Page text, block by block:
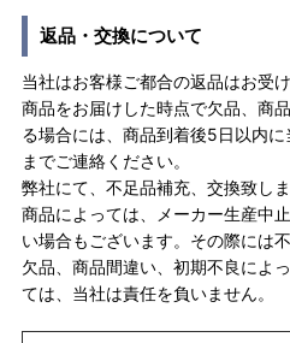
返品・交換について
当社はお客様ご都合の返品はお受
商品をお届けした時点で欠品、商
る場合には、商品到着後5日以内
までご連絡ください。
弊社にて、不足品補充、交換致しま
商品によっては、メーカー生産中
い場合もございます。その際には
欠品、商品間違い、初期不良によ
ては、当社は責任を負いません。